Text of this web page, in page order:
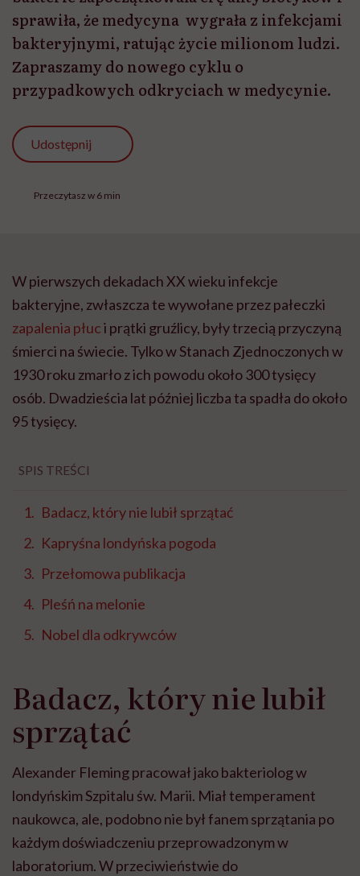
sprawiła, że medycyna wygrała z infekcjami
bakteryjnymi, ratując życie milionom ludzi.
Zapraszamy do nowego cyklu o
przypadkowych odkryciach w medycynie.
Udostępnij
Przeczytasz w 6 min
W pierwszych dekadach XX wieku infekcje
bakteryjne, zwłaszcza te wywołane przez pałeczki
zapalenia płuci prątki gruźlicy, były trzecią przyczyną
śmierci na świecie. Tylko w Stanach Zjednoczonych w
1930 roku zmarło z ich powodu około 300 tysięcy
osób. Dwadzieścia lat później liczba ta spadła do około
95 tysięcy.
SPIS TREŚCI
Badacz, który nie lubił sprzątać
Kapryśna londyńska pogoda
Przełomowa publikacja
Pleśń na melonie
Nobel dla odkrywców
Badacz, który nie lubił
sprzątać
Alexander Fleming pracował jako bakteriolog w
londyńskim Szpitalu św. Marii. Miał temperament
naukowca, ale, podobno nie był fanem sprzątania po
każdym doświadczeniu przeprowadzonym w
laboratorium. W przeciwieństwie do